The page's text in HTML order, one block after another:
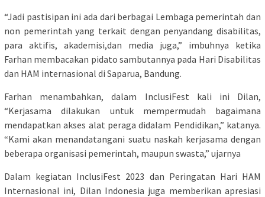
“Jadi pastisipan ini ada dari berbagai Lembaga pemerintah dan
non pemerintah yang terkait dengan penyandang disabilitas,
para aktifis, akademisi,dan media juga,” imbuhnya ketika
Farhan membacakan pidato sambutannya pada Hari Disabilitas
dan HAM internasional di Saparua, Bandung.
Farhan menambahkan, dalam InclusiFest kali ini Dilan,
“Kerjasama dilakukan untuk mempermudah bagaimana
mendapatkan akses alat peraga didalam Pendidikan,” katanya.
“Kami akan menandatangani suatu naskah kerjasama dengan
beberapa organisasi pemerintah, maupun swasta,” ujarnya
Dalam kegiatan InclusiFest 2023 dan Peringatan Hari HAM
Internasional ini, Dilan Indonesia juga memberikan apresiasi